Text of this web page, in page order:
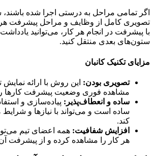
تمامی مراحل به درستی اجرا شده باشند، شما
کامل از وظایف و مراحل پیشرفت هر
در انجام هر کار، می‌توانید یادداشت‌های
بعدی منتقل کنید.
تکنیک کانبان
تصویری بودن:این روش با ارائه نمایش
مشاهده فوری وضعیت پیشرفت کارها را
ساده و انعطاف‌پذیر:پیاده‌سازی و استفاده از
ساده است و می‌تواند با نیازها و شرایط
افزایش شفافیت:همه اعضای تیم می‌توانند
هر کار را مشاهده کرده و از پیشرفت آن